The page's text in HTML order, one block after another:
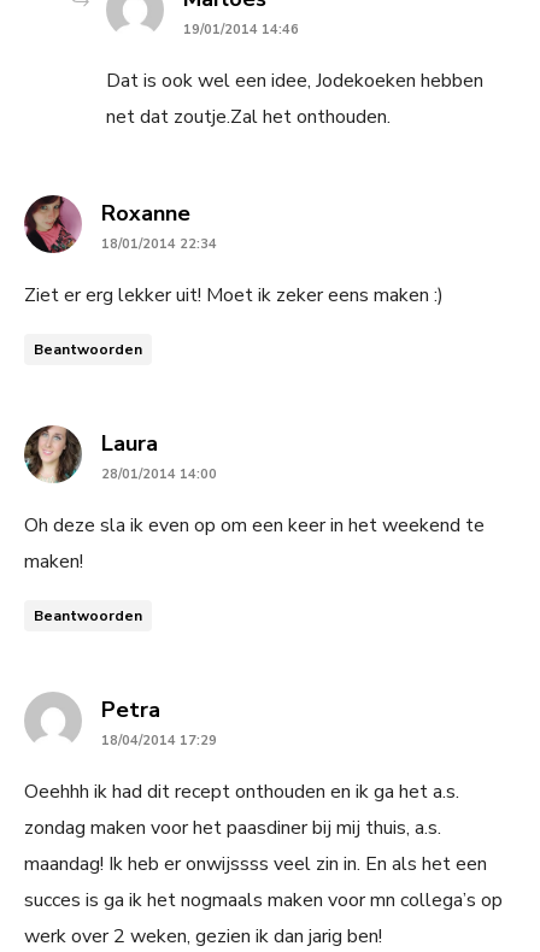
19/01/2014 14:46
Dat is ook wel een idee, Jodekoeken hebben
net dat zoutje.Zal het onthouden.
Roxannesays:
18/01/2014 22:34
Ziet er erg lekker uit! Moet ik zeker eens maken :)
Beantwoorden
Laura
28/01/2014 14:00
Oh deze sla ik even op om een keer in het weekend te
maken!
Beantwoorden
Petra
18/04/2014 17:29
Oeehhh ik had dit recept onthouden en ik ga het a.s.
zondag maken voor het paasdiner bij mij thuis, a.s.
maandag! Ik heb er onwijssss veel zin in. En als het een
succes is ga ik het nogmaals maken voor mn collega’s op
werk over 2 weken, gezien ik dan jarig ben!